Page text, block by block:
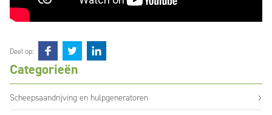
Deel op:
Categorieën
Scheepsaandrijving en hulpgeneratoren